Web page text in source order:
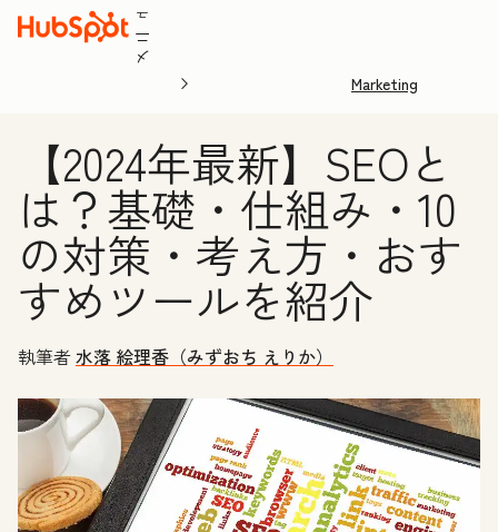
メ
ニ
ュ
Marketing
【2024年最新】SEOと
は？基礎・仕組み・10
の対策・考え方・おす
すめツールを紹介
執筆者水落 絵理香（みずおち えりか）